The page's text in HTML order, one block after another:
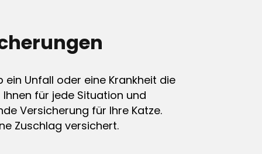
Unfall oder eine Krankheit die
für jede Situation und
Versicherung für Ihre Katze.
Zuschlag versichert.